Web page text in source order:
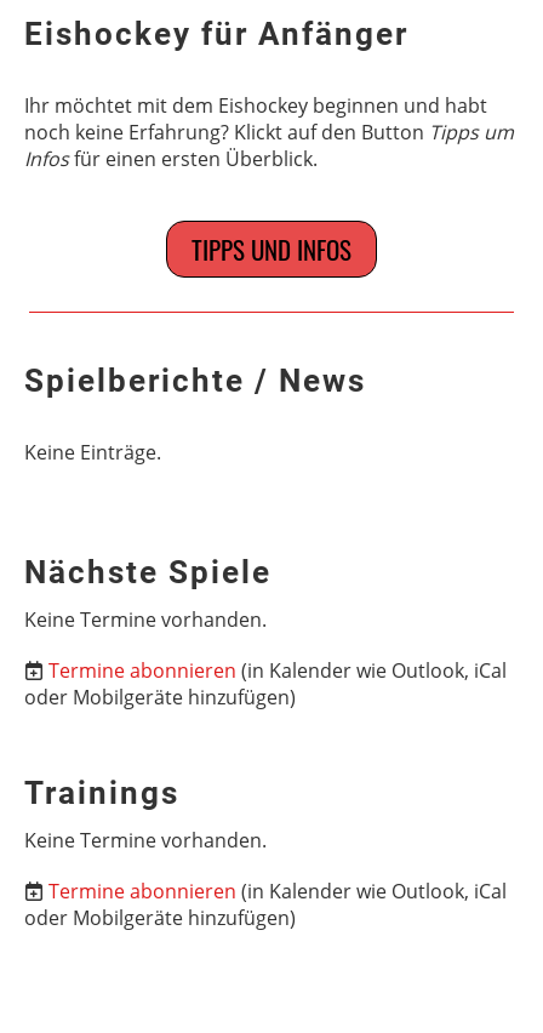
Eishockey für Anfänger
Ihr möchtet mit dem Eishockey beginnen und habt
noch keine Erfahrung? Klickt auf den Button Tipps um
Infosfür einen ersten Überblick.
TIPPS UND INFOS
Spielberichte / News
Keine Einträge.
Nächste Spiele
Keine Termine vorhanden.
Termine abonnieren (in Kalender wie Outlook, iCal
oder Mobilgeräte hinzufügen)
Trainings
Keine Termine vorhanden.
Termine abonnieren (in Kalender wie Outlook, iCal
oder Mobilgeräte hinzufügen)